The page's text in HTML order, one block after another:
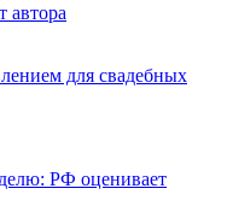
автора
для свадебных
РФ оценивает